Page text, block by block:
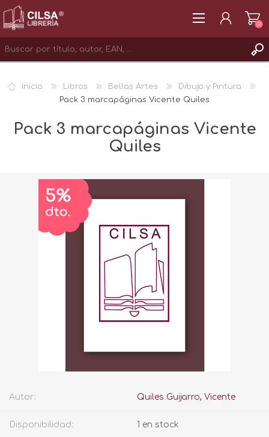
INICIAR SESIÓN
(0)
Inicio Libros Bellas Artes
Dibujo y Pintura
Pack 3 marcapáginas Vicente Quiles
Pack 3 marcapáginas Vicente
Quiles
Autor: Quiles Guijarro, Vicente
Disponibilidad: 1 en stock